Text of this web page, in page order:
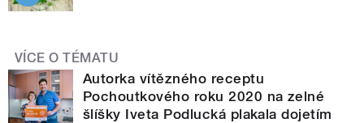
VÍCE O TÉMATU
Autorka vítězného receptu
Pochoutkového roku 2020 na zelné
šlíšky Iveta Podlucká plakala dojetím